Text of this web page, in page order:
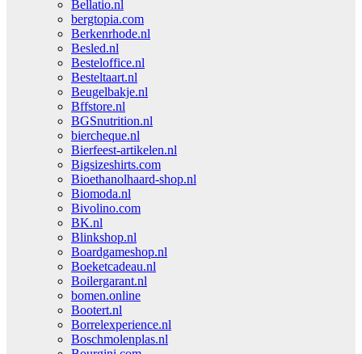
Bellatio.nl
bergtopia.com
Berkenrhode.nl
Besled.nl
Besteloffice.nl
Besteltaart.nl
Beugelbakje.nl
Bffstore.nl
BGSnutrition.nl
biercheque.nl
Bierfeest-artikelen.nl
Bigsizeshirts.com
Bioethanolhaard-shop.nl
Biomoda.nl
Bivolino.com
BK.nl
Blinkshop.nl
Boardgameshop.nl
Boeketcadeau.nl
Boilergarant.nl
bomen.online
Bootert.nl
Borrelexperience.nl
Boschmolenplas.nl